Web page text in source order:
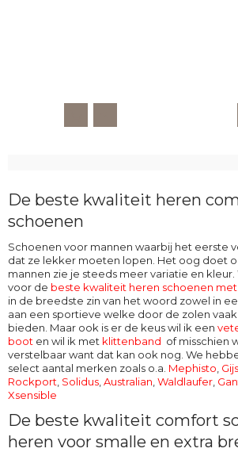
De beste kwaliteit heren
schoenen
Schoenen voor mannen waarbij het eerste
dat ze lekker moeten lopen. Het oog doet
mannen zie je steeds meer variatie en
voor de beste kwaliteit heren schoenen
in de breedste zin van het woord zowel in
aan een sportieve welke door de zolen
bieden. Maar ook is er de keus wil ik een
boot en wil ik met klittenband of misschien
verstelbaar want dat kan ook nog. We
select aantal merken zoals o.a. Mephisto, Gijs
Rockport, Solidus,Australian,Waldlaufer,
Xsensible
De beste kwaliteit comfort
heren voor smalle en extra